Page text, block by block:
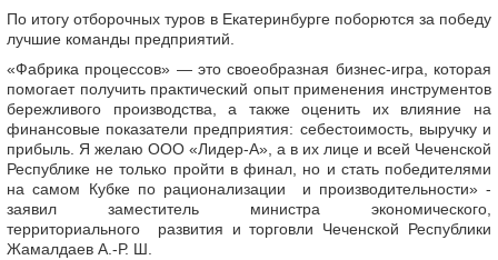
По итогу отборочных туров в Екатеринбурге поборются за победу
лучшие команды предприятий.
«Фабрика процессов» — это своеобразная бизнес-игра, которая
помогает получить практический опыт применения инструментов
бережливого производства, а также оценить их влияние на
финансовые показатели предприятия: себестоимость, выручку и
прибыль. Я желаю ООО «Лидер-А», а в их лице и всей Чеченской
Республике не только пройти в финал, но и стать победителями
на самом Кубке по рационализации и производительности» -
заявил заместитель министра экономического,
территориального развития и торговли Чеченской Республики
Жамалдаев А.-Р. Ш.